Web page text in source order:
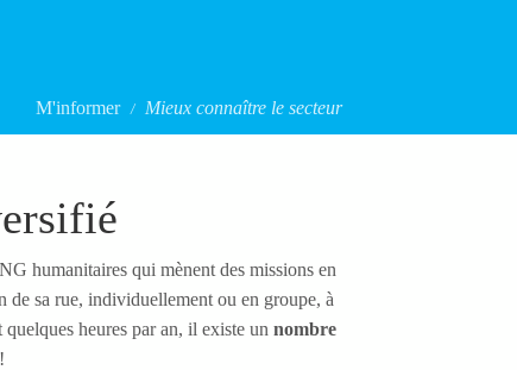
M'informer / Mieux connaître le secteur
humanitaires qui mènent des missions en
sa rue, individuellement ou en groupe, à
heures par an, il existe un nombre
!